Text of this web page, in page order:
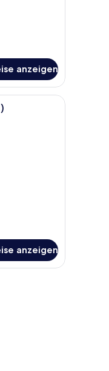
anzeigen
mit einem großen Bett,
anzeigen
inklusive Kühlschrank.